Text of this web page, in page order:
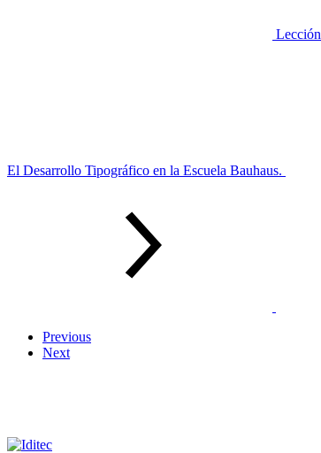
El Desarrollo Tipográfico en la Escuela Bauhaus.
Previous
Next